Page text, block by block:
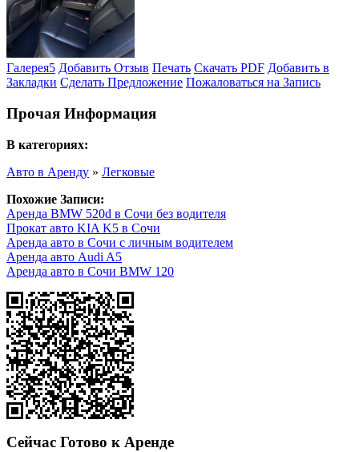
Галерея5 Добавить Отзыв Печать Скачать PDF Добавить в
Закладки Сделать Предложение Пожаловаться на Запись
Прочая Информация
В категориях:
Авто в Аренду » Легковые
Похожие Записи:
Аренда BMW 520d в Сочи без водителя
Прокат авто KIA K5 в Сочи
Аренда авто в Сочи с личным водителем
Аренда авто Audi A5
Аренда авто в Сочи BMW 120
Сейчас Готово к Аренде